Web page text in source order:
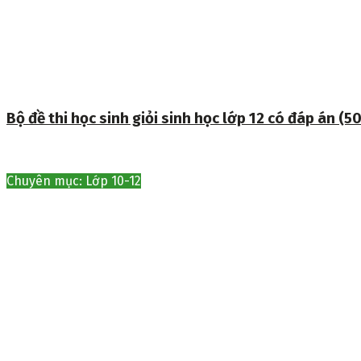
Bộ đề thi học sinh giỏi sinh học lớp 12 có đáp án
Chuyên mục: Lớp 10-12